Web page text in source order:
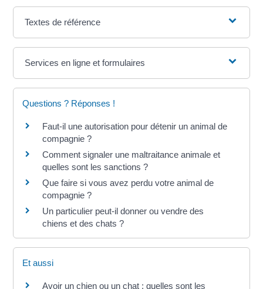
Textes de référence
Services en ligne et formulaires
Questions ? Réponses !
Faut-il une autorisation pour détenir un animal de
compagnie ?
Comment signaler une maltraitance animale et
quelles sont les sanctions ?
Que faire si vous avez perdu votre animal de
compagnie ?
Un particulier peut-il donner ou vendre des
chiens et des chats ?
Et aussi
Avoir un chien ou un chat : quelles sont les